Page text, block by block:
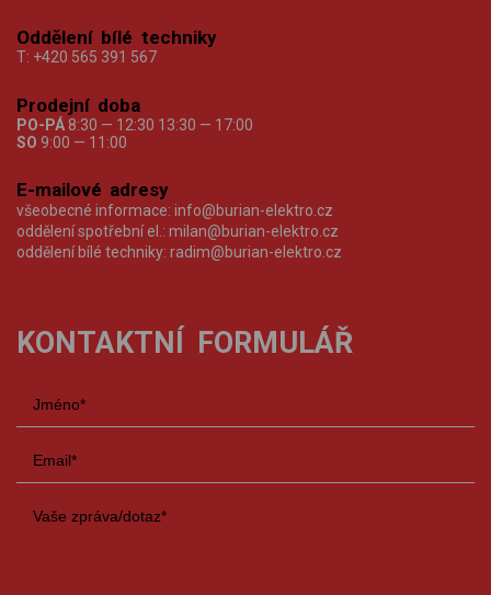
Oddělení bílé techniky
T: +420 565 391 567
Prodejní doba
PO-PÁ 8:30 — 12:30 13:30 — 17:00
SO 9:00 — 11:00
E-mailové adresy
všeobecné informace: info@burian-elektro.cz
oddělení spotřební el.: milan@burian-elektro.cz
oddělení bílé techniky: radim@burian-elektro.cz
KONTAKTNÍ FORMULÁŘ